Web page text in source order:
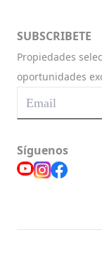
SUBSCRIBETE
Propiedades
oportunidades
Síguenos